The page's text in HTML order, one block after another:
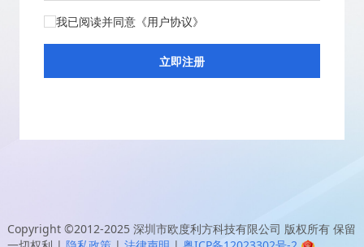
我已阅读并同意 《用户协议》
Copyright ©2012-2025 深圳市欧度利方科技有限公司 版权所有 保留